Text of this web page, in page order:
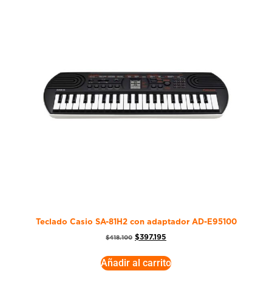
Teclado Casio SA-81H2 con adaptador AD-E95100
$418.100 $397.195
Añadir al carrito